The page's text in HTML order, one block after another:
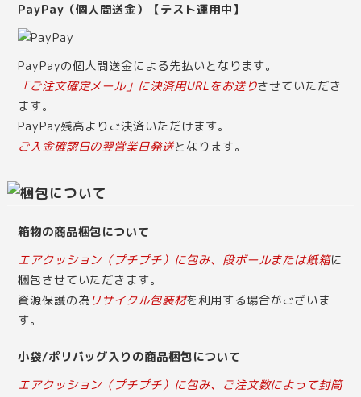
PayPay（個人間送金）【テスト運用中】
PayPayの個人間送金による先払いとなります。
「ご注文確定メール」に決済用URLをお送りさせていただき
ます。
PayPay残高よりご決済いただけます。
ご入金確認日の翌営業日発送となります。
箱物の商品梱包について
エアクッション（プチプチ）に包み、段ボールまたは紙箱に
梱包させていただきます。
資源保護の為 リサイクル包装材を利用する場合がございま
す。
小袋/ポリバッグ入りの商品梱包について
エアクッション（プチプチ）に包み、ご注文数によって封筒